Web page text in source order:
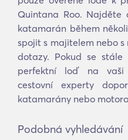
Quintana Roo.
katamarán během
spojit s majitelem nebo
dotazy. Pokud se stále
perfektní loď na vaši
cestovní experty
katamarány nebo
Podobná vyhledávání